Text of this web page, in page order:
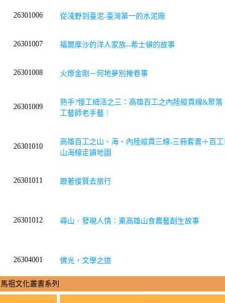
26301006 從淺野到臺泥-臺灣第一的水泥廠
26301007 福爾摩沙的洋人家族--希士頓的故事
26301008 火燎金剛－何地夢別掩卷事
26301009
熟手?慢工細活之三：高雄百工之內陸縱貫線&聚落
工藝師老手藝｜
26301010
高雄百工之山、海、內陸縱貫三線-三冊套書＋百工
山海線走讀地圖
26301011 跟著俊賢去旅行
26301012 尋山．發現人情：東高雄山食農藝創生故事
26304001 佛光，文學之道
馬祖文化叢書系列